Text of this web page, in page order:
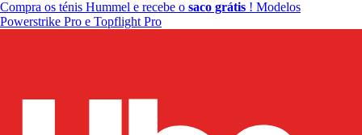
Compra os ténis Hummel e recebe o saco grátis ! Modelos
Powerstrike Pro e Topflight Pro